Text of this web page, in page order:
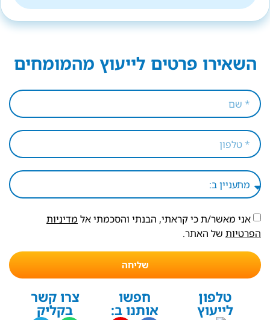
השאירו פרטים לייעוץ מהמומחים
אני מאשר/ת כי קראתי, הבנתי והסכמתי אל מדיניות
הפרטיות של האתר.
שליחה
טלפון
לייעוץ
חפשו
אותנו ב:
צרו קשר
בקליק